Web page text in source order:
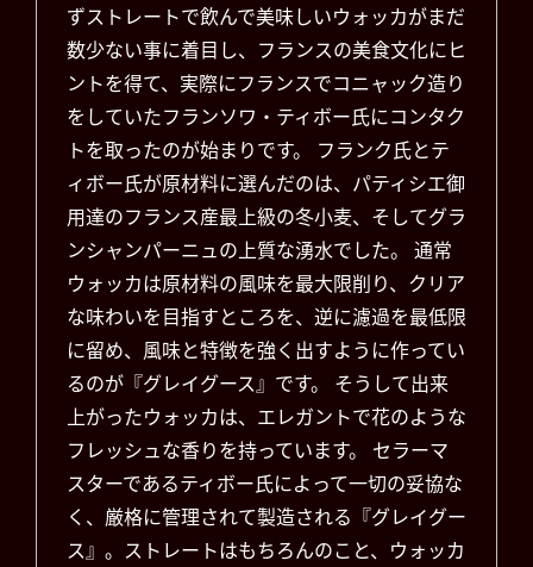
ずストレートで飲んで美味しいウォッカがまだ
数少ない事に着目し、フランスの美食文化にヒ
ントを得て、実際にフランスでコニャック造り
をしていたフランソワ・ティボー氏にコンタク
トを取ったのが始まりです。 フランク氏とテ
ィボー氏が原材料に選んだのは、パティシエ御
用達のフランス産最上級の冬小麦、そしてグラ
ンシャンパーニュの上質な湧水でした。 通常
ウォッカは原材料の風味を最大限削り、クリア
な味わいを目指すところを、逆に濾過を最低限
に留め、風味と特徴を強く出すように作ってい
るのが『グレイグース』です。 そうして出来
上がったウォッカは、エレガントで花のような
フレッシュな香りを持っています。 セラーマ
スターであるティボー氏によって一切の妥協な
く、厳格に管理されて製造される『グレイグー
ス』。ストレートはもちろんのこと、ウォッカ